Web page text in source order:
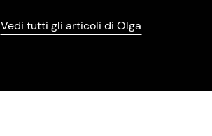
Vedi tutti gli articoli di Olga